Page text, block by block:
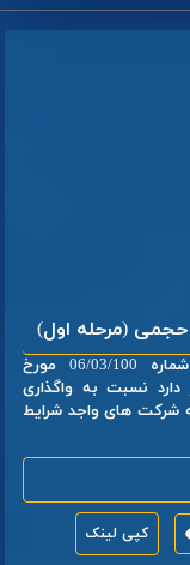
حجمی (مرحله اول)
شهرداری کلاچای در نظر دارد طبق مصوبه شماره 06/03/100 مورخ
دارد نسبت به واگذاری
شرکت های واجد شرایط
کپی لینک